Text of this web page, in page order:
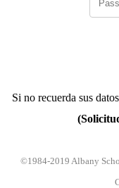
Si no recuerda sus
©1984-2019 Albany